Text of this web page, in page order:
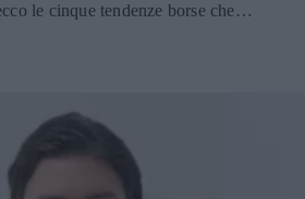
le cinque tendenze borse che